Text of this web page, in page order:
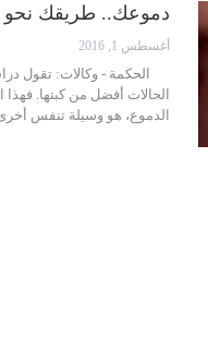
دموعك.. طريقك نحو
أغسطس 1, 2016
الحكمة - وكالات: تقول
الحالات أفضل من كبتها.
الدموع، هو وسيلة تنفس